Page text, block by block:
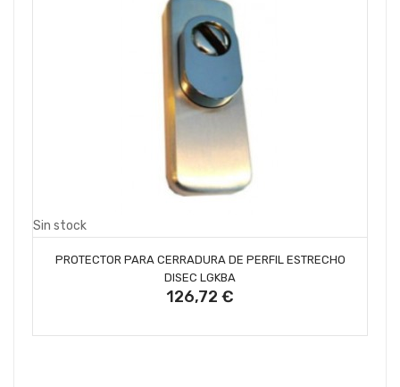
Sin stock
SIN STOCK
PROTECTOR PARA CERRADURA DE PERFIL ESTRECHO
DISEC LGKBA
126,72 €